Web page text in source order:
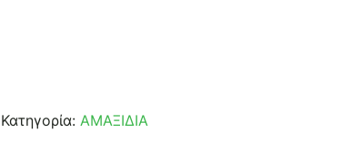
Κατηγορία: ΑΜΑΞΙΔΙΑ